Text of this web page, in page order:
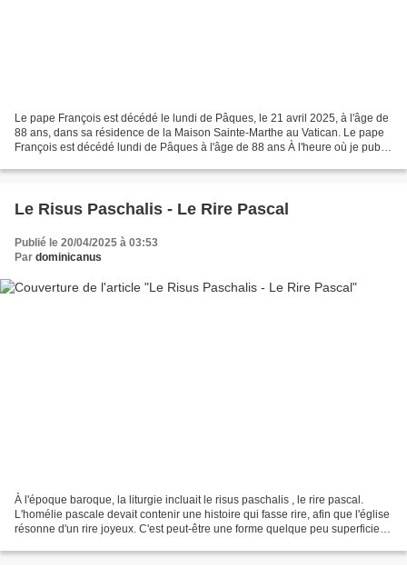
Le pape François est décédé le lundi de Pâques, le 21 avril 2025, à l'âge de
88 ans, dans sa résidence de la Maison Sainte-Marthe au Vatican. Le pape
François est décédé lundi de Pâques à l'âge de 88 ans À l'heure où je publie
Le Risus Paschalis - Le Rire Pascal
Publié le 20/04/2025 à 03:53
Par dominicanus
À l'époque baroque, la liturgie incluait le risus paschalis , le rire pascal.
L'homélie pascale devait contenir une histoire qui fasse rire, afin que l'église
résonne d'un rire joyeux. C'est peut-être une forme quelque peu superficielle